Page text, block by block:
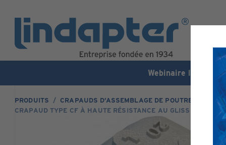
Webinaire live - 7
PRODUITS
CRAPAUDS D’ASSEMBLAGE DE POUTRES
CRAPAUD TYPE CF À HAUTE RÉSISTANCE AU GLISSEMENT